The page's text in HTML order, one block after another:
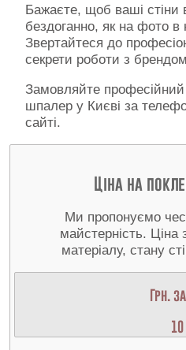
Бажаєте, щоб ваші стіни
бездоганно, як на фото
Звертайтеся до
секрети роботи з
Замовляйте
шпалер у Києві за
сайті.
Ціна на
Ми пропонуємо
майстерність. Ціна
матеріалу, стану
Грн.
10